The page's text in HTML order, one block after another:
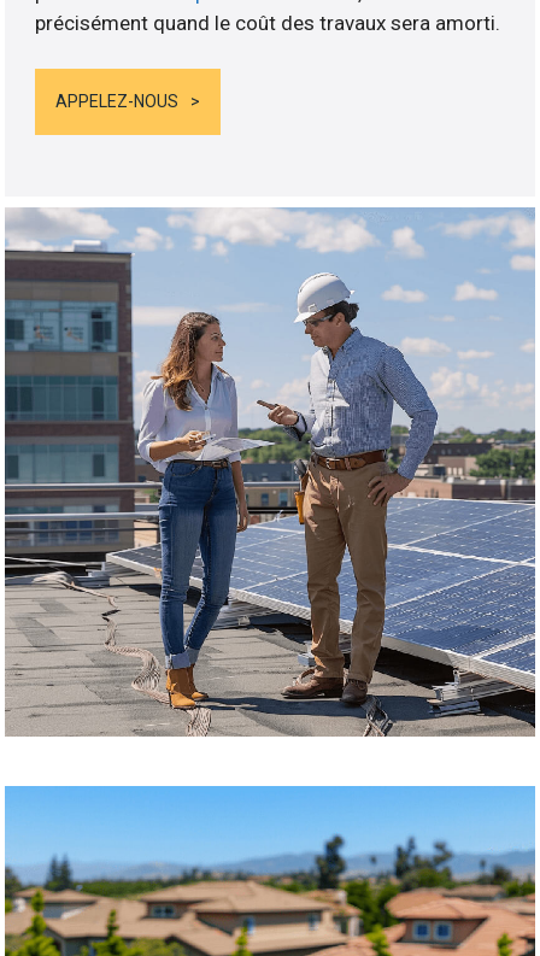
précisément quand le coût des travaux sera amorti.
APPELEZ-NOUS